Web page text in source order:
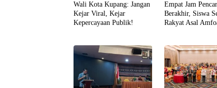
Wali Kota Kupang: Jangan
Kejar Viral, Kejar
Kepercayaan Publik!
Empat Jam
Berakhir, Siswa
Rakyat Asal